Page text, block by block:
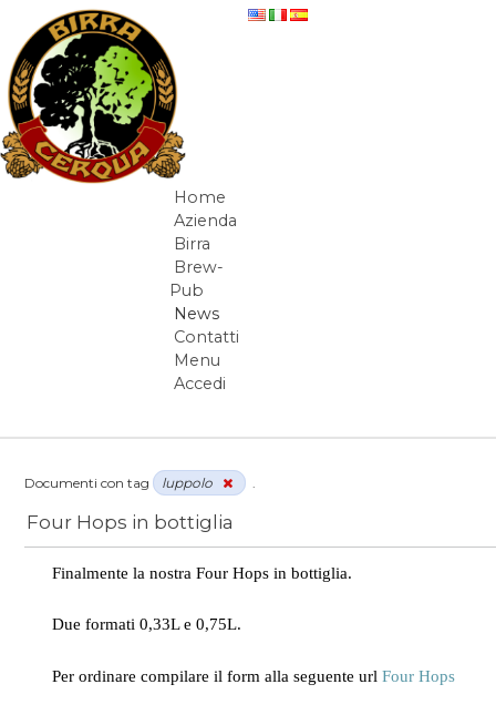
Salta al contenuto
Navigazione
Home
Azienda
Birra
Brew-
Pub
News
Contatti
Menu
Accedi
Elementi Navigazione
News / luppolo
Documenti con tag luppolo
Four Hops in bottiglia
Finalmente la nostra Four Hops in bottiglia.
Due formati 0,33L e 0,75L.
Per ordinare compilare il form alla seguente urlFour Hops